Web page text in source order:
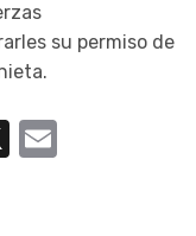
su permiso de
X